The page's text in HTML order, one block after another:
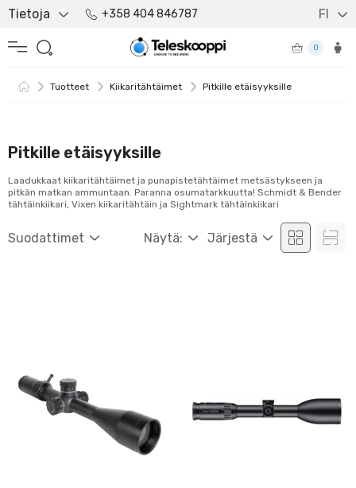
Tietoja +358 404 846787 FI
0
Tuotteet Kiikaritähtäimet Pitkille etäisyyksille
Pitkille etäisyyksille
Suodattimet Näytä: Järjestä
Laadukkaat kiikaritähtäimet ja punapistetähtäimet metsästykseen ja
pitkän matkan ammuntaan. Paranna osumatarkkuutta! Schmidt & Bender
tähtäinkiikari, Vixen kiikaritähtäin ja Sightmark tähtäinkiikari